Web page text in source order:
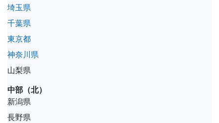
埼玉県
千葉県
東京都
神奈川県
山梨県
中部（北）
新潟県
長野県